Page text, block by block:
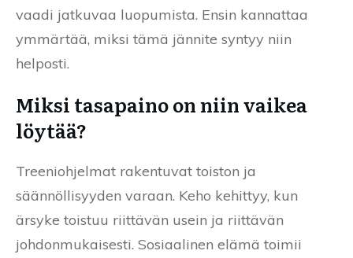
vaadi jatkuvaa luopumista. Ensin kannattaa
ymmärtää, miksi tämä jännite syntyy niin
helposti.
Miksi tasapaino on niin vaikea
löytää?
Treeniohjelmat rakentuvat toiston ja
säännöllisyyden varaan. Keho kehittyy, kun
ärsyke toistuu riittävän usein ja riittävän
johdonmukaisesti. Sosiaalinen elämä toimii